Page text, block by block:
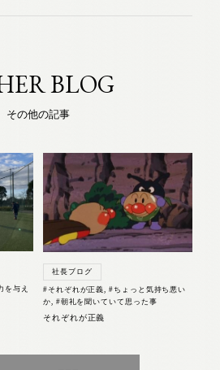
BLOG
その他の記事
を与え
社長ブログ
#それぞれが正義 ,#ちょっと気持ち悪い
か
#朝礼を聞いていて思った事
それぞれが正義